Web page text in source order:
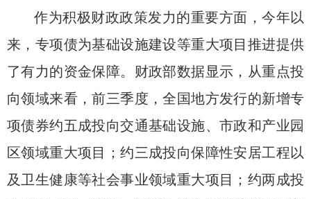
作为积极财政政策发力的重要方面，今年以
来，专项债为基础设施建设等重大项目推进提供
了有力的资金保障。财政部数据显示，从重点投
向领域来看，前三季度，全国地方发行的新增专
项债券约五成投向交通基础设施、市政和产业园
区领域重大项目；约三成投向保障性安居工程以
及卫生健康等社会事业领域重大项目；约两成投